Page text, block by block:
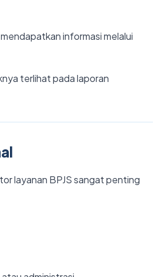
informasi melalui
terlihat pada laporan
layanan BPJS sangat penting